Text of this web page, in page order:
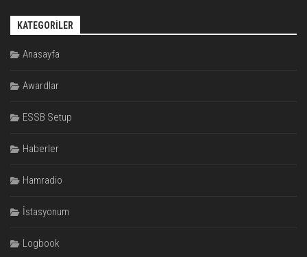
KATEGORILER
Anasayfa
Awardlar
ESSB Setup
Haberler
Hamradio
İstasyonum
Logbook